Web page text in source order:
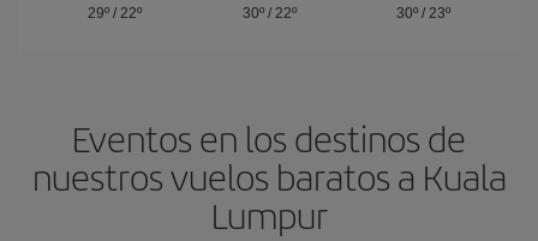
29º/ 22º
30º/ 22º
30º / 23º
Eventos en los destinos de
nuestros vuelos baratos a Kuala
Lumpur